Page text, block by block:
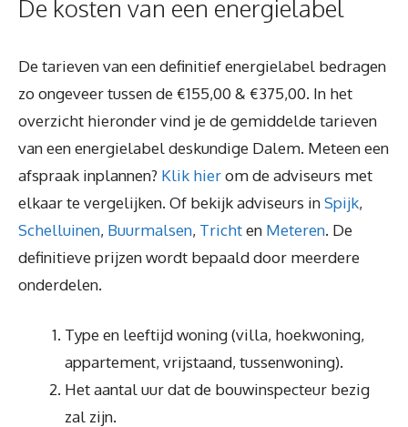
De kosten van een energielabel
De tarieven van een definitief energielabel bedragen
zo ongeveer tussen de €155,00 & €375,00. In het
overzicht hieronder vind je de gemiddelde tarieven
van een energielabel deskundige Dalem. Meteen een
afspraak inplannen? Klik hierom de adviseurs met
elkaar te vergelijken. Of bekijk adviseurs inSpijk,
Schelluinen, Buurmalsen, Trichten Meteren. De
definitieve prijzen wordt bepaald door meerdere
onderdelen.
Type en leeftijd woning (villa, hoekwoning,
appartement, vrijstaand, tussenwoning).
Het aantal uur dat de bouwinspecteur bezig
zal zijn.